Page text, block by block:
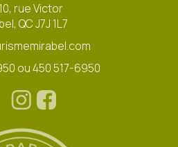
rue Victor
QC J7J 1L7
ou 450 517-6950